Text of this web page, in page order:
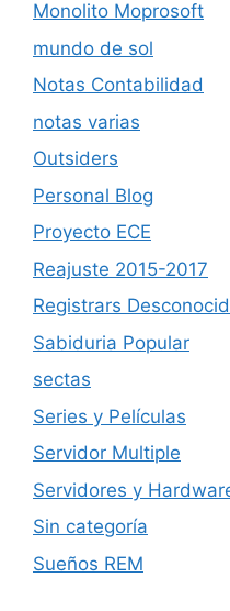
Monolito Moprosoft
mundo de sol
Notas Contabilidad
notas varias
Outsiders
Personal Blog
Proyecto ECE
Reajuste 2015-2017
Registrars
Sabiduria Popular
sectas
Series y Películas
Servidor Multiple
Servidores y
Sin categoría
Sueños REM